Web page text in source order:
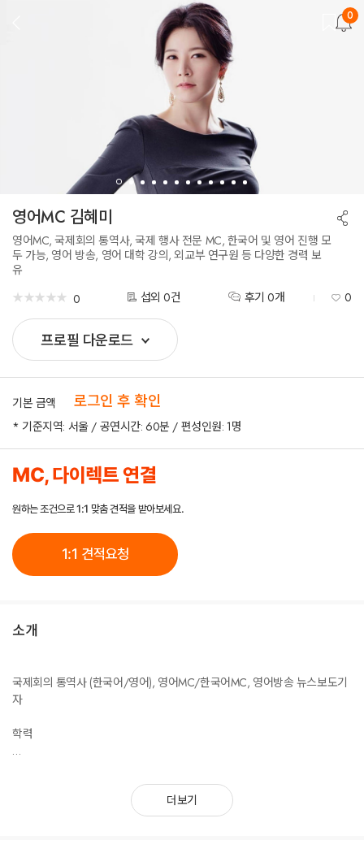
0
영어MC 김혜미
영어MC, 국제회의 통역사, 국제 행사 전문 MC, 한국어 및 영어 진행 모
두 가능, 영어 방송, 영어 대학 강의, 외교부 연구원 등 다양한 경력 보
유
★★★★★
★★★★★ 0 섭외 0건 후기 0개 0
프로필 다운로드
공
유
기본 금액 로그인 후 확인
* 기준지역: 서울 / 공연시간: 60분 / 편성인원: 1명
MC, 다이렉트 연결
원하는 조건으로 1:1 맞춤 견적을 받아보세요.
1:1 견적요청
소개
국제회의 통역사 (한국어/영어), 영어MC/한국어MC, 영어방송 뉴스보도기
자
학력
-교환학생 8개월 (국제관계학 수학)
2005 이화여자대학교 영어영문학부 졸업, 서울
더보기